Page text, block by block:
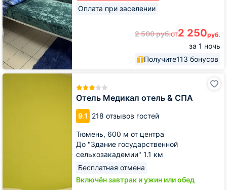
Оплата при заселении
2 500руб.от2 250руб.
за 1 ночь
Получите113 бонусов
Отель Медикал отель & СПА
9.1 218 отзывов гостей
Тюмень, 600 м от центра
До "Здание государственной
сельхозакадемии" 1.1 км
Бесплатная отмена
Включён завтрак и ужин или обед
Отель